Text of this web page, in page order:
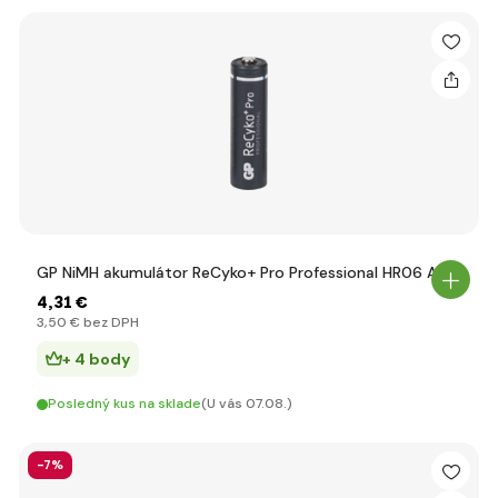
GP NiMH akumulátor ReCyko+ Pro Professional HR06 AA
4,31 €
3,50 € bez DPH
+ 4 body
Posledný kus na sklade(U vás 07.08.)
-7%